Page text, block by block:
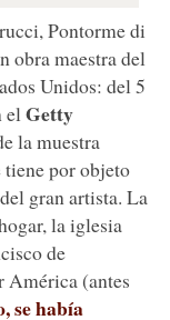
Pontorme di
obra maestra del
Unidos: del 5
el Getty
la muestra
tiene por objeto
gran artista. La
la iglesia
de
América (antes
se había